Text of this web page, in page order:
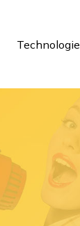
Technologie